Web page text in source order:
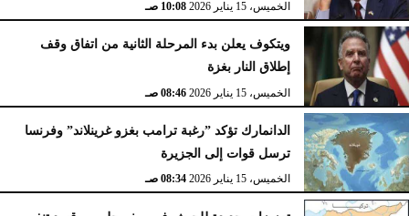
الخميس، 15 يناير 2026 10:08 صـ
ويتكوف يعلن بدء المرحلة الثانية من اتفاق وقف
إطلاق النار بغزة
الخميس، 15 يناير 2026 08:46 صـ
الدانمارك تؤكد ”رغبة ترامب بغزو غرينلاند” وفرنسا
ترسل قوات إلى الجزيرة
الخميس، 15 يناير 2026 08:34 صـ